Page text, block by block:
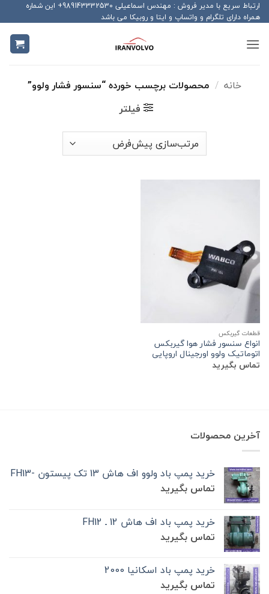
Skip
to
content
ارتباط سریع با مدیر فروش : مهندس اسماعیلی 989143332530+ این شماره
همراه دارای تلگرام و واتساپ و ایتا و روبیکا می باشد
خانه / محصولات برچسب خورده “سنسور فشار ولوو”
فیلتر
قطعات گیربکس
انواع سنسور فشار هوا گیربکس
اتوماتیک ولوو اورجینال اروپایی
تماس بگیرید
آخرین محصولات
خرید پمپ باد ولوو اف هاش 13 تک‌ پیستون -FH13
تماس بگیرید
خرید پمپ باد اف هاش 12 ـ FH12
تماس بگیرید
خرید پمپ باد اسکانیا 2000
تماس بگیرید